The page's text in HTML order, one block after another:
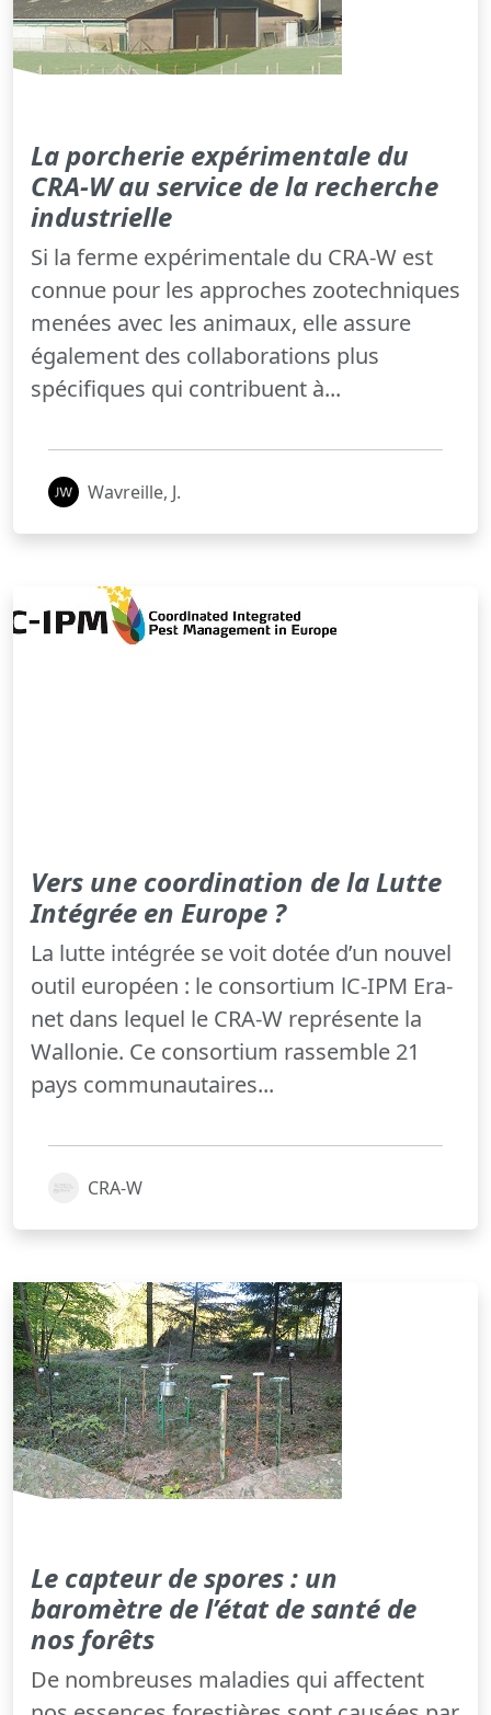
La porcherie expérimentale du
CRA-W au service de la recherche
industrielle
Si la ferme expérimentale du CRA-W est
connue pour les approches zootechniques
menées avec les animaux, elle assure
également des collaborations plus
spécifiques qui contribuent à...
Wavreille, J.
Vers une coordination de la Lutte
Intégrée en Europe ?
La lutte intégrée se voit dotée d’un nouvel
outil européen : le consortium lC-IPM Era-
net dans lequel le CRA-W représente la
Wallonie. Ce consortium rassemble 21
pays communautaires...
CRA-W
Le capteur de spores : un
baromètre de l’état de santé de
nos forêts
De nombreuses maladies qui affectent